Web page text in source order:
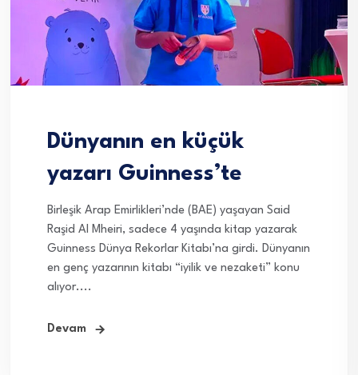
Dünyanın en küçük
yazarı Guinness’te
Birleşik Arap Emirlikleri’nde (BAE) yaşayan Said
Raşid Al Mheiri, sadece 4 yaşında kitap yazarak
Guinness Dünya Rekorlar Kitabı’na girdi. Dünyanın
en genç yazarının kitabı “iyilik ve nezaketi” konu
alıyor....
Devam